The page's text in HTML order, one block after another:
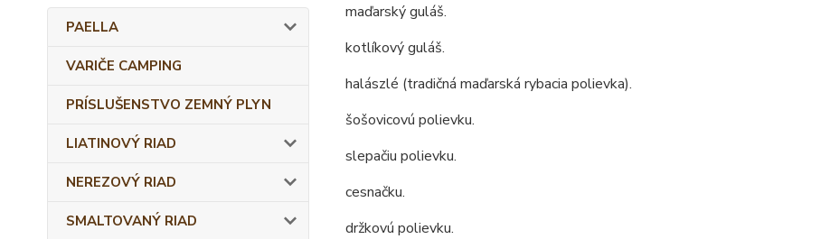
PAELLA
VARIČE CAMPING
PRÍSLUŠENSTVO ZEMNÝ PLYN
LIATINOVÝ RIAD
NEREZOVÝ RIAD
SMALTOVANÝ RIAD
maďarský guláš.
kotlíkový guláš.
halászlé (tradičná maďarská rybacia polievka).
šošovicovú polievku.
slepačiu polievku.
cesnačku.
držkovú polievku.